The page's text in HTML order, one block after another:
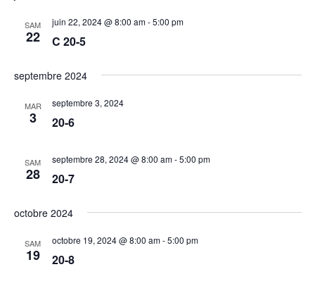
SAM
22 C 20-5
juin 22, 2024 @ 8:00 am-5:00 pm
septembre 2024
MAR
3 20-6
septembre 3, 2024
SAM
28 20-7
septembre 28, 2024 @ 8:00 am-5:00 pm
octobre 2024
SAM
19 20-8
octobre 19, 2024 @ 8:00 am-5:00 pm